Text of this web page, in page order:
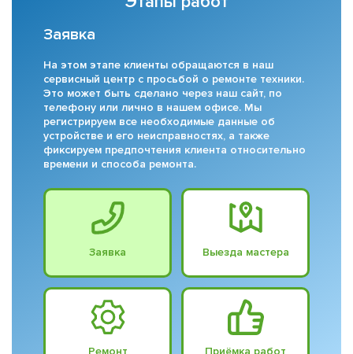
Заявка
На этом этапе клиенты обращаются в наш
сервисный центр с просьбой о ремонте техники.
Это может быть сделано через наш сайт, по
телефону или лично в нашем офисе. Мы
регистрируем все необходимые данные об
устройстве и его неисправностях, а также
фиксируем предпочтения клиента относительно
времени и способа ремонта.
Заявка Выезда мастера